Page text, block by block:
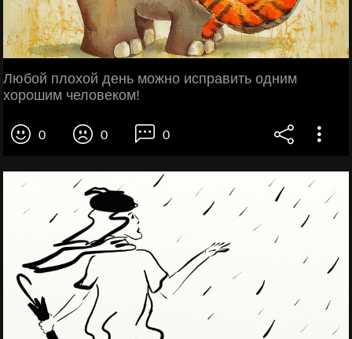
Любой плохой день можно исправить одним
хорошим человеком!
0 0 0